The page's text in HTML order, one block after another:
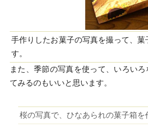
手作りしたお菓子の写真を撮って、
す。
また、季節の写真を使って、いろい
てみるのもいいと思います。
桜の写真で、ひなあられの菓子箱を